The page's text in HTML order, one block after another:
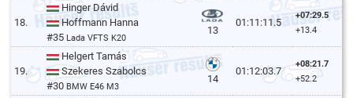
18.
Hinger Dávid
Hoffmann Hanna
#35 Lada VFTS K20
13
01:11:11.5
+07:29.5
+13.4
19.
Helgert Tamás
Szekeres Szabolcs
#30 BMW E46 M3
14
01:12:03.7
+08:21.7
+52.2